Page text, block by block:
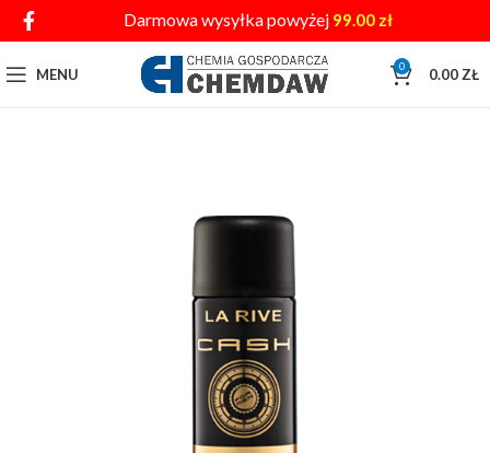
Darmowa wysyłka powyżej 99.00 zł
MENU 0 0.00 ZŁ